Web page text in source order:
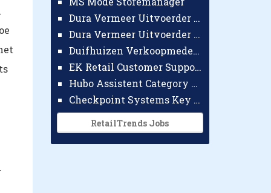
Dura Vermeer Uitvoerder GWW Amsterdam
Dura Vermeer Uitvoerder Civiel Nijmegen
Duifhuizen Verkoopmedewerker Ridderkerk
EK Retail Customer Support Omnichannel
Hubo Assistent Category Manager
Checkpoint Systems Key Accountmanager Benelux
RetailTrends Jobs